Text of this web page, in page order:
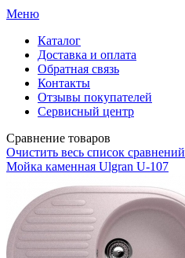
Меню
Каталог
Доставка и оплата
Обратная связь
Контакты
Отзывы покупателей
Сервисный центр
Сравнение товаров
Очистить весь список сравнений
Мойка каменная Ulgran U-107